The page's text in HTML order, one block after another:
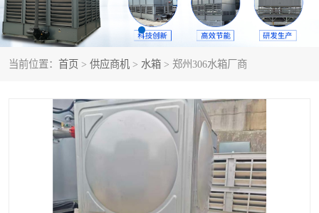
当前位置： 首页 > 供应商机 > 水箱 > 郑州306水箱厂商
电控箱 水泵
板式换热器